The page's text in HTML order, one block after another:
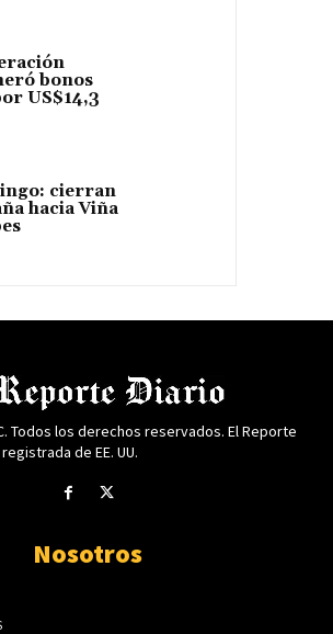
bonos
US$14,3
cierran
hacia Viña
Todos los derechos reservados. El Reporte
de EE. UU.
Nosotros